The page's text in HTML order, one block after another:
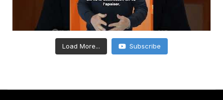
Load More... Subscribe